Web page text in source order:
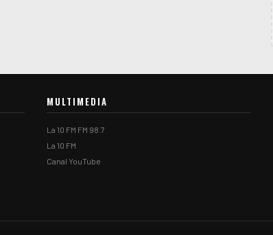
MULTIMEDIA
La 10 FM FM 98.7
La 10 FM
Canal YouTube